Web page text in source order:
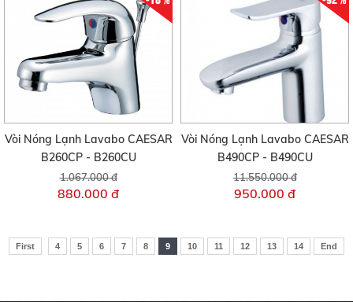
Vòi Nóng Lạnh Lavabo CAESAR
B260CP - B260CU
1.067.000 đ
880.000 đ
Vòi Nóng Lạnh Lavabo CAESAR
B490CP - B490CU
11.550.000 đ
950.000 đ
First 4 5 6 7 8 9 10 11 12 13 14 End